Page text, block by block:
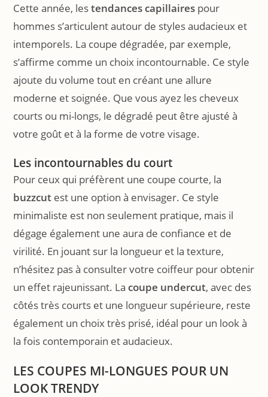
Cette année, lestendances capillaires pour
hommes s’articulent autour de styles audacieux et
intemporels. La coupe dégradée, par exemple,
s’affirme comme un choix incontournable. Ce style
ajoute du volume tout en créant une allure
moderne et soignée. Que vous ayez les cheveux
courts ou mi-longs, le dégradé peut être ajusté à
votre goût et à la forme de votre visage.
Les incontournables du court
Pour ceux qui préfèrent une coupe courte, la
buzzcut est une option à envisager. Ce style
minimaliste est non seulement pratique, mais il
dégage également une aura de confiance et de
virilité. En jouant sur la longueur et la texture,
n’hésitez pas à consulter votre coiffeur pour obtenir
un effet rajeunissant. Lacoupe undercut, avec des
côtés très courts et une longueur supérieure, reste
également un choix très prisé, idéal pour un look à
la fois contemporain et audacieux.
LES COUPES MI-LONGUES POUR UN
LOOK TRENDY